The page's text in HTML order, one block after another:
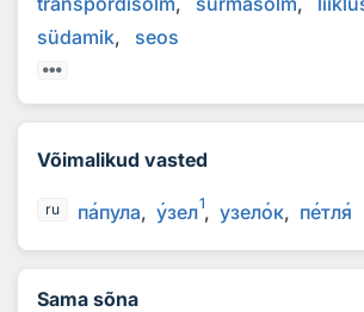
südamik
seos
Võimalikud vasted
ru папула узел1 узелок петля
Sama sõna